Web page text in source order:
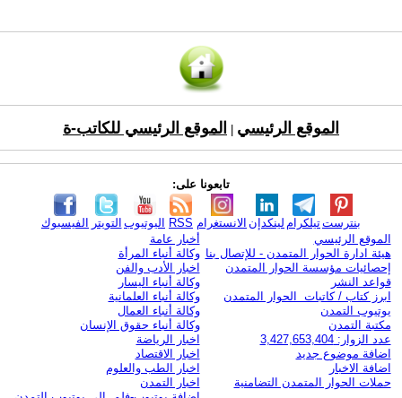
الموقع الرئيسي الموقع الرئيسي للكاتب-ة
تابعونا على:
الفيسبوك التويتر اليوتيوب RSS الانستغرام لينكدإن تيلكرامبنترست
الموقع الرئيسي
هيئة ادارة الحوار المتمدن - للإتصال بنا
إحصائيات مؤسسة الحوار المتمدن
قواعد النشر
ابرز كتاب / كاتبات الحوار المتمدن
يوتيوب التمدن
مكتبة التمدن
عدد الزوار: 3,427,653,404
اضافة موضوع جديد
اضافة الاخبار
حملات الحوار المتمدن التضامنية
أخبار عامة
وكالة أنباء المرأة
اخبار الأدب والفن
وكالة أنباء اليسار
وكالة أنباء العلمانية
وكالة أنباء العمال
وكالة أنباء حقوق الإنسان
اخبار الرياضة
اخبار الاقتصاد
اخبار الطب والعلوم
اخبار التمدن